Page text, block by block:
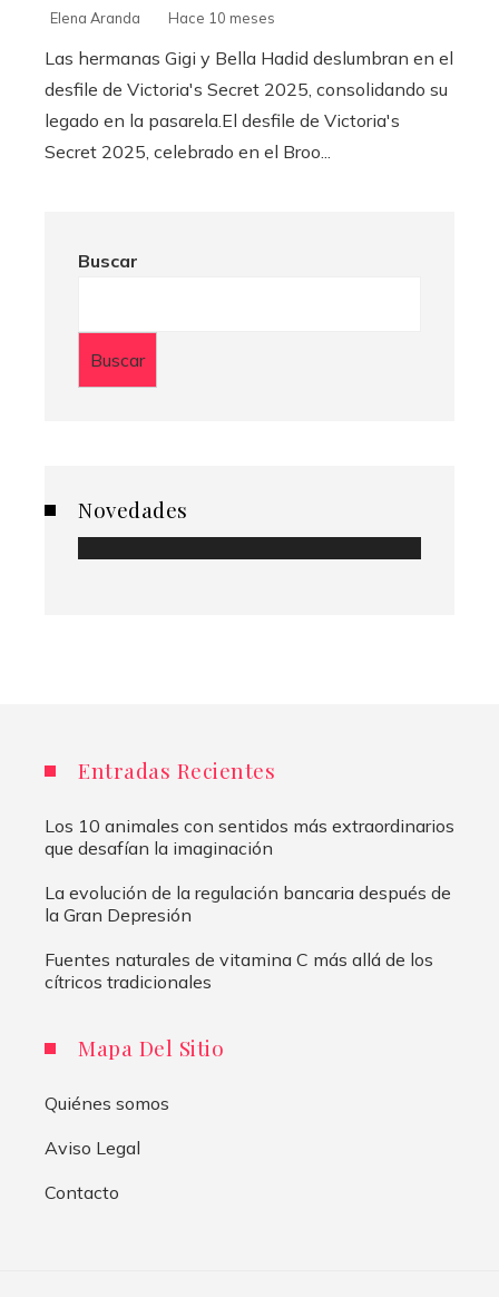
Elena Aranda Hace 10 meses
Las hermanas Gigi y Bella Hadid deslumbran en el
desfile de Victoria's Secret 2025, consolidando su
legado en la pasarela.El desfile de Victoria's
Secret 2025, celebrado en el Broo...
Buscar
Buscar
Novedades
Entradas Recientes
Los 10 animales con sentidos más extraordinarios
que desafían la imaginación
La evolución de la regulación bancaria después de
la Gran Depresión
Fuentes naturales de vitamina C más allá de los
cítricos tradicionales
Mapa Del Sitio
Quiénes somos
Aviso Legal
Contacto